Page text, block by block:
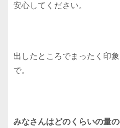
安心してください。
出したところでまったく印
で。
みなさんはどのくらいの量